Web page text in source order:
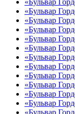
«Бульвар
«Бульвар
«Бульвар
«Бульвар
«Бульвар
«Бульвар
«Бульвар
«Бульвар
«Бульвар
«Бульвар
«Бульвар
«Бульвар